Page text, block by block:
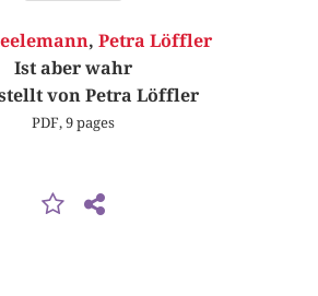
, Petra Löffler
Ist aber wahr
von Petra Löffler
PDF, 9 pages